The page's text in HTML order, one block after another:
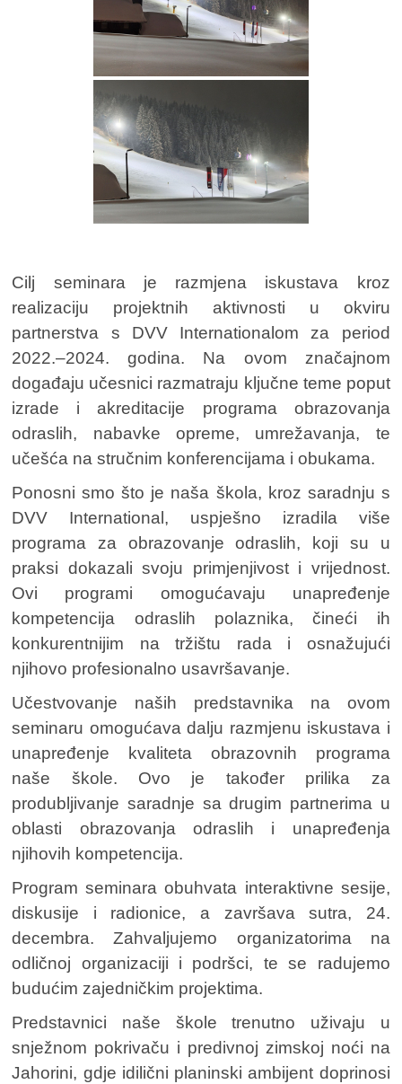
Cilj seminara je razmjena iskustava kroz
realizaciju projektnih aktivnosti u okviru
partnerstva s DVV Internationalom za period
2022.–2024. godina. Na ovom značajnom
događaju učesnici razmatraju ključne teme poput
izrade i akreditacije programa obrazovanja
odraslih, nabavke opreme, umrežavanja, te
učešća na stručnim konferencijama i obukama.
Ponosni smo što je naša škola, kroz saradnju s
DVV International, uspješno izradila više
programa za obrazovanje odraslih, koji su u
praksi dokazali svoju primjenjivost i vrijednost.
Ovi programi omogućavaju unapređenje
kompetencija odraslih polaznika, čineći ih
konkurentnijim na tržištu rada i osnažujući
njihovo profesionalno usavršavanje.
Učestvovanje naših predstavnika na ovom
seminaru omogućava dalju razmjenu iskustava i
unapređenje kvaliteta obrazovnih programa
naše škole. Ovo je također prilika za
produbljivanje saradnje sa drugim partnerima u
oblasti obrazovanja odraslih i unapređenja
njihovih kompetencija.
Program seminara obuhvata interaktivne sesije,
diskusije i radionice, a završava sutra, 24.
decembra. Zahvaljujemo organizatorima na
odličnoj organizaciji i podršci, te se radujemo
budućim zajedničkim projektima.
Predstavnici naše škole trenutno uživaju u
snježnom pokrivaču i predivnoj zimskoj noći na
Jahorini, gdje idilični planinski ambijent doprinosi